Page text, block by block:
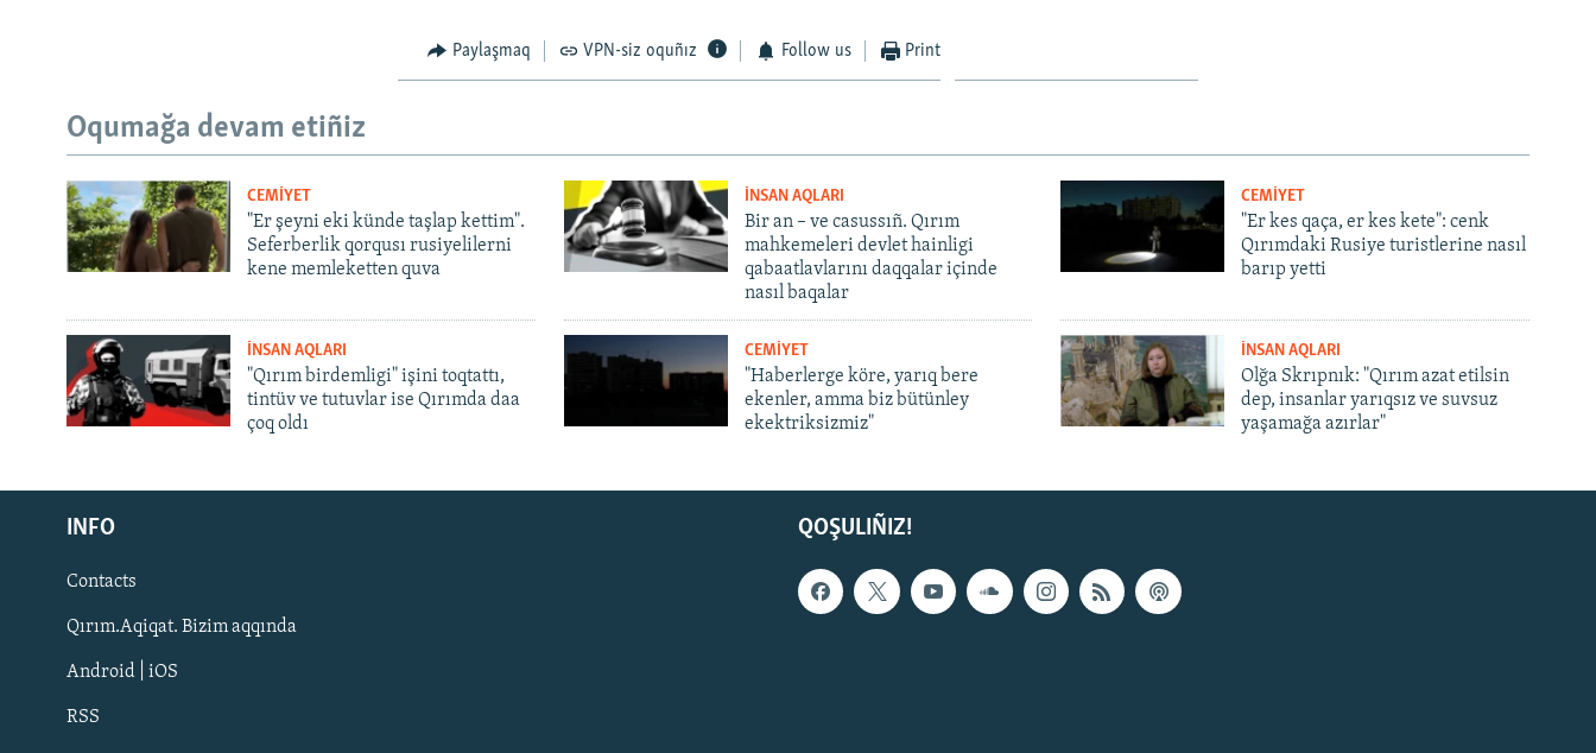
Русский
Українською
QOŞULIÑIZ!
Paylaşmaq VPN-siz oquñız Follow us Print
Oqumağa devam etiñiz
CEMİYET
"Er şeyni eki künde taşlap kettim".
Seferberlik qorqusı rusiyelilerni
kene memleketten quva
İNSAN AQLARI
Bir an – ve casussıñ. Qırım
mahkemeleri devlet hainligi
qabaatlavlarını daqqalar içinde
nasıl baqalar
CEMİYET
"Er kes qaça, er kes kete": cenk
Qırımdaki Rusiye turistlerine nasıl
barıp yetti
İNSAN AQLARI
"Qırım birdemligi" işini toqtattı,
tintüv ve tutuvlar ise Qırımda daa
çoq oldı
CEMİYET
"Haberlerge köre, yarıq bere
ekenler, amma biz bütünley
ekektriksizmiz"
İNSAN AQLARI
Olğa Skrıpnık: "Qırım azat etilsin
dep, insanlar yarıqsız ve suvsuz
yaşamağa azırlar"
QOŞULIÑIZ!
INFO
Contacts
Qırım.Aqiqat. Bizim aqqında
Android | iOS
RSS